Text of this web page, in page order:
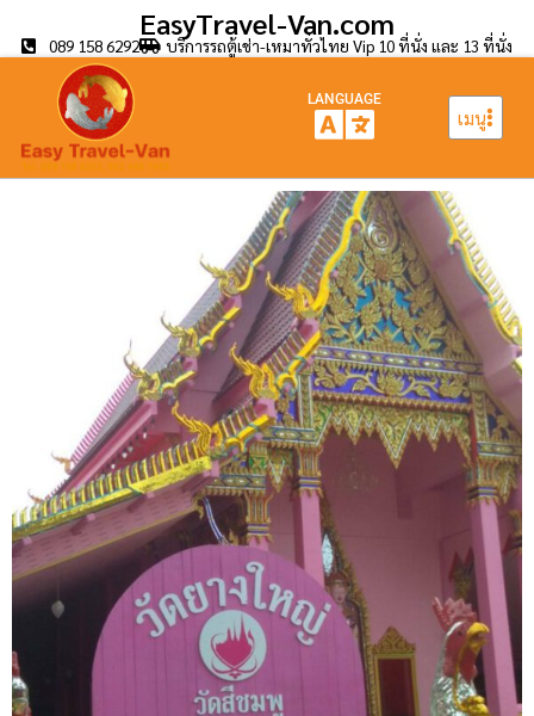
EasyTravel-Van.com
089 158 6292 บริการรถตู้เช่า-เหมาทั่วไทย Vip 10 ที่นั่ง และ 13 ที่นั่ง
เมนู
LANGUAGE